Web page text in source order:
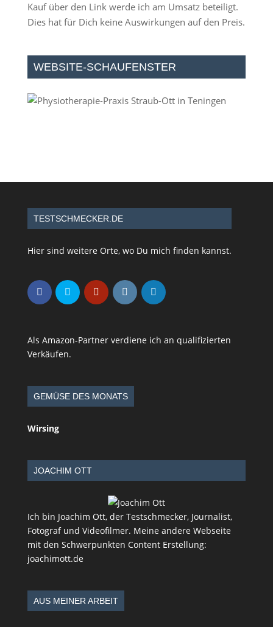
Kauf über den Link werde ich am Umsatz beteiligt.
Dies hat für Dich keine Auswirkungen auf den Preis.
WEBSITE-SCHAUFENSTER
TESTSCHMECKER.DE
Hier sind weitere Orte, wo Du mich finden kannst.
Als Amazon-Partner verdiene ich an qualifizierten
Verkäufen.
GEMÜSE DES MONATS
Wirsing
JOACHIM OTT
Ich bin Joachim Ott, der Testschmecker, Journalist,
Fotograf und Videofilmer. Meine andere Webseite
mit den Schwerpunkten Content Erstellung:
joachimott.de
AUS MEINER ARBEIT